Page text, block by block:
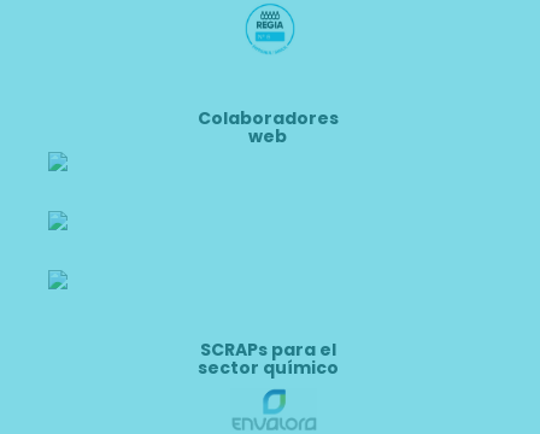
Colaboradores
web
SCRAPs para el
sector químico